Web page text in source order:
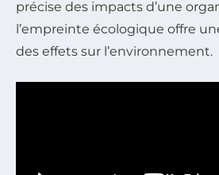
précise des impacts d’une
l’empreinte écologique offre
des effets sur l’environnement.